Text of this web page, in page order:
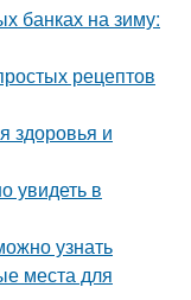
банках на зиму:
рецептов
здоровья и
увидеть в
узнать
места для